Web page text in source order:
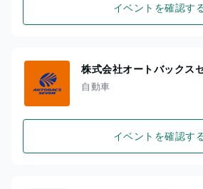
イベントを確認す
株式会社オートバックス
自動車
イベントを確認す